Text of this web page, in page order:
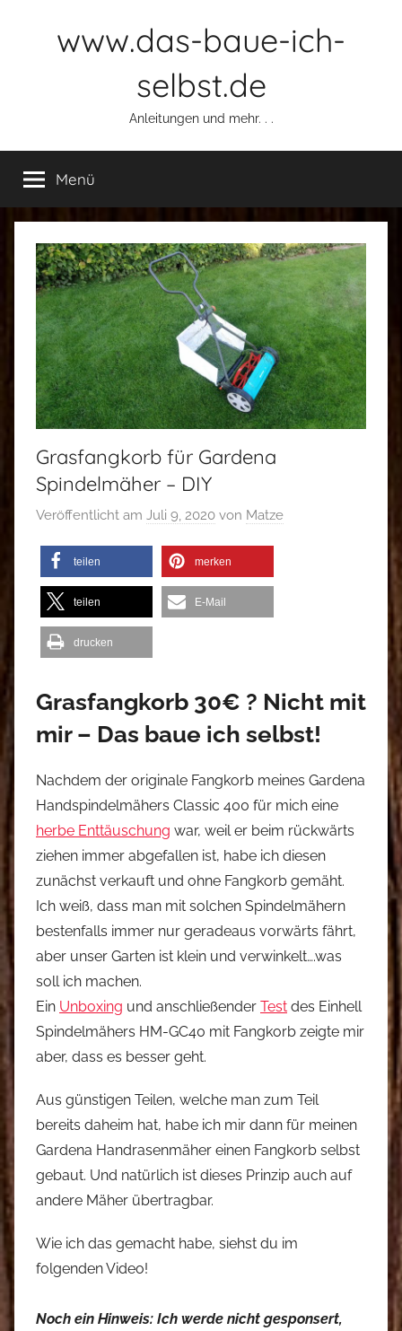
www.das-baue-ich-
selbst.de
Anleitungen und mehr. . .
Menü
Grasfangkorb für Gardena
Spindelmäher – DIY
Veröffentlicht am Juli 9, 2020 von Matze
teilen merken
teilen E-Mail
drucken
Grasfangkorb 30€ ? Nicht mit
mir – Das baue ich selbst!
Nachdem der originale Fangkorb meines Gardena
Handspindelmähers Classic 400 für mich eine
herbe Enttäuschung war, weil er beim rückwärts
ziehen immer abgefallen ist, habe ich diesen
zunächst verkauft und ohne Fangkorb gemäht.
Ich weiß, dass man mit solchen Spindelmähern
bestenfalls immer nur geradeaus vorwärts fährt,
aber unser Garten ist klein und verwinkelt….was
soll ich machen.
Ein Unboxing und anschließender Test des Einhell
Spindelmähers HM-GC40 mit Fangkorb zeigte mir
aber, dass es besser geht.
Aus günstigen Teilen, welche man zum Teil
bereits daheim hat, habe ich mir dann für meinen
Gardena Handrasenmäher einen Fangkorb selbst
gebaut. Und natürlich ist dieses Prinzip auch auf
andere Mäher übertragbar.
Wie ich das gemacht habe, siehst du im
folgenden Video!
Noch ein Hinweis: Ich werde nicht gesponsert,